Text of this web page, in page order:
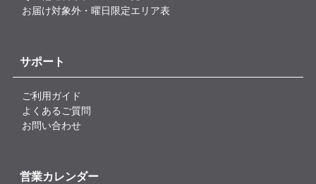
お届け対象外・曜日限定エリア表
サポート
ご利用ガイド
よくあるご質問
お問い合わせ
営業カレンダー